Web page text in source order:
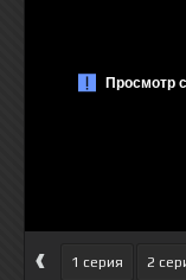
‹ 1 серия 2